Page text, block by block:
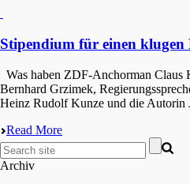
Stipendium für einen klugen
Was haben ZDF-Anchor­man Claus
Bernhard Grzimek,
Heinz Rudolf Kunze und die Autorin
Read More
Archiv